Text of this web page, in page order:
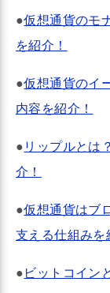
●仮想通貨のモ
を紹介！
●仮想通貨のイ
内容を紹介！
● リップルとは
介！
●仮想通貨はブ
支える仕組みを
● ビットコイン